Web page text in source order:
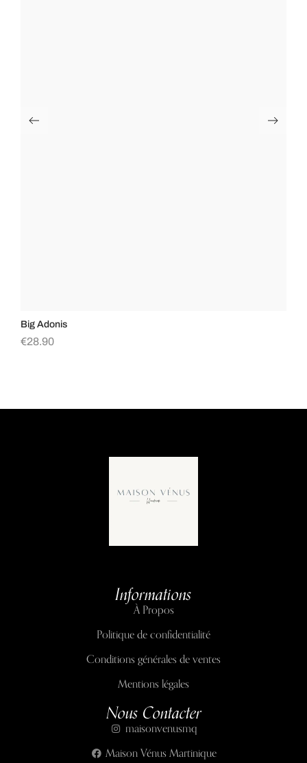
Big Adonis
€28.90
Informations
À Propos
Politique de confidentialité
Conditions générales de ventes
Mentions légales
Nous Contacter
maisonvenusmq
Maison Vénus Martinique